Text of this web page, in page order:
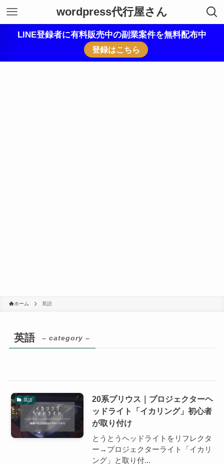
wordpress代行屋さん
LINE登録者に有料販売中の副業案件を無料配布中
登録はこちら
ホーム 英語
英語 – category –
英語
20系プリウス｜プロジェクターヘ
ッドライト「イカリング」初心者
が取り付け
とうとうヘッドライトをリフレクタ
ー→プロジェクターライト「イカリ
ング」と取り付...